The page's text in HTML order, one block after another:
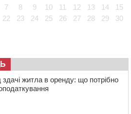
зіткнувся із вантажівкою й
21 місяць підтвердила
хлопець поранив себе ножем у
7 8 9 10 11 12 13 14
15
22 23 24 25 26 27 28 29
30
здачі житла в оренду: що потрібно